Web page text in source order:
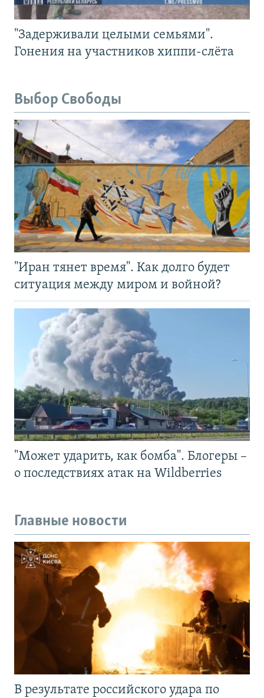
"Задерживали целыми семьями".
Гонения на участников хиппи-слёта
Выбор Свободы
"Иран тянет время". Как долго будет
ситуация между миром и войной?
"Может ударить, как бомба". Блогеры –
о последствиях атак на Wildberries
Главные новости
В результате российского удара по